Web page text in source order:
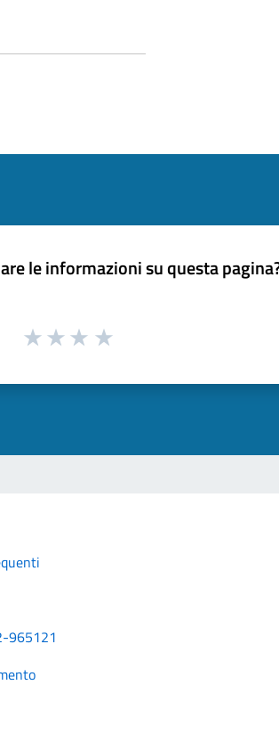
le informazioni su questa
965121